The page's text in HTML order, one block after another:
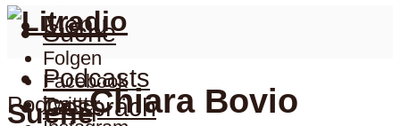
Folgen
Facebook
Twitter
Menu
Suche
Suche
Podcasts
Gespräch
PodcastChiara Bovio